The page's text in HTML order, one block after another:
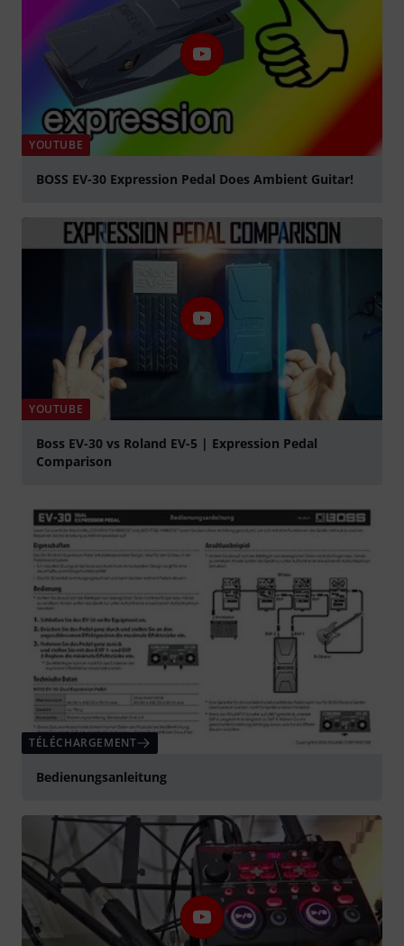
YOUTUBE
BOSS EV-30 Expression Pedal Does Ambient Guitar!
YOUTUBE
Boss EV-30 vs Roland EV-5 | Expression Pedal
Comparison
TÉLÉCHARGEMENT
Bedienungsanleitung